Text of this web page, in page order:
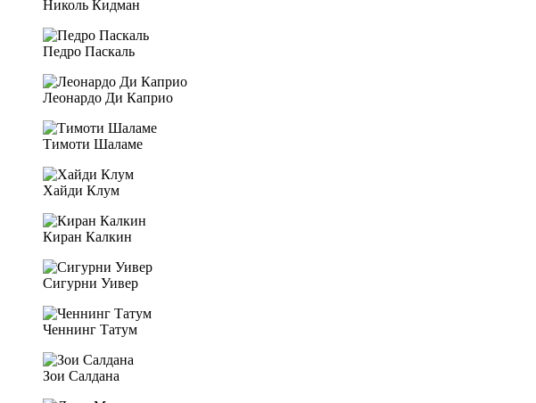
Николь Кидман
Педро Паскаль
Леонардо Ди Каприо
Тимоти Шаламе
Хайди Клум
Киран Калкин
Сигурни Уивер
Ченнинг Татум
Зои Салдана